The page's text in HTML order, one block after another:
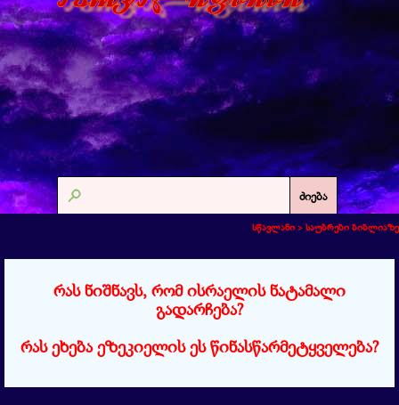
ძიება
სწავლანი > საუბრები ბიბლიაზე
რას ნიშნავს, რომ ისრაელის ნატამალი
გადარჩება?
რას ეხება ეზეკიელის ეს წინასწარმეტყველება?